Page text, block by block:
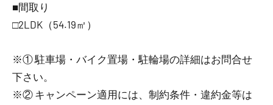
■間取り
□2LDK（54.19㎡）
※① 駐車場・バイク置場・駐輪場の詳細はお問合せ
下さい。
※② キャンペーン適用には、制約条件・違約金等は